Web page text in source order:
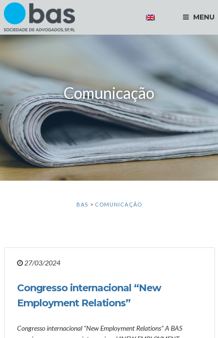
MENU
Comunicação
BAS > COMUNICAÇÃO
27/03/2024
Congresso internacional “New
Employment Relations”
Congresso internacional “New Employment Relations” A BAS